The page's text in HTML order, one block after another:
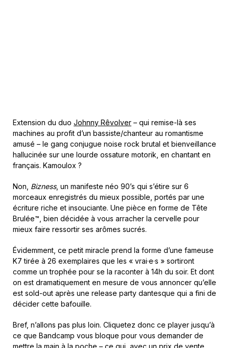
Extension du duo Johnny Rêvolver – qui remise-là ses
machines au profit d’un bassiste/chanteur au romantisme
amusé – le gang conjugue noise rock brutal et bienveillance
hallucinée sur une lourde ossature motorik, en chantant en
français. Kamoulox ?
Non, Bizness, un manifeste néo 90’s qui s’étire sur 6
morceaux enregistrés du mieux possible, portés par une
écriture riche et insouciante. Une pièce en forme de Tête
Brulée™, bien décidée à vous arracher la cervelle pour
mieux faire ressortir ses arômes sucrés.
Évidemment, ce petit miracle prend la forme d’une fameuse
K7 tirée à 26 exemplaires que les « vrai·e·s » sortiront
comme un trophée pour se la raconter à 14h du soir. Et dont
on est dramatiquement en mesure de vous annoncer qu’elle
est sold-out après une release party dantesque qui a fini de
décider cette bafouille.
Bref, n’allons pas plus loin. Cliquetez donc ce player jusqu’à
ce que Bandcamp vous bloque pour vous demander de